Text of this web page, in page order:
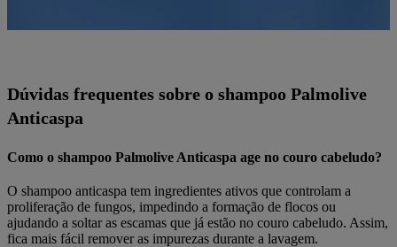
Dúvidas frequentes sobre o shampoo Palmolive
Anticaspa
Como o shampoo Palmolive Anticaspa age no couro cabeludo?
O shampoo anticaspa tem ingredientes ativos que controlam a
proliferação de fungos, impedindo a formação de flocos ou
ajudando a soltar as escamas que já estão no couro cabeludo. Assim,
fica mais fácil remover as impurezas durante a lavagem.